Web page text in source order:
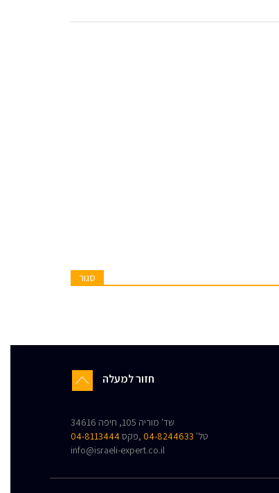
סגור
חזור למעלה
שד' מוריה 105, חיפה 34616
טל' 04-8244633 ,פקס04-8113444
info@israeli-expert.co.il